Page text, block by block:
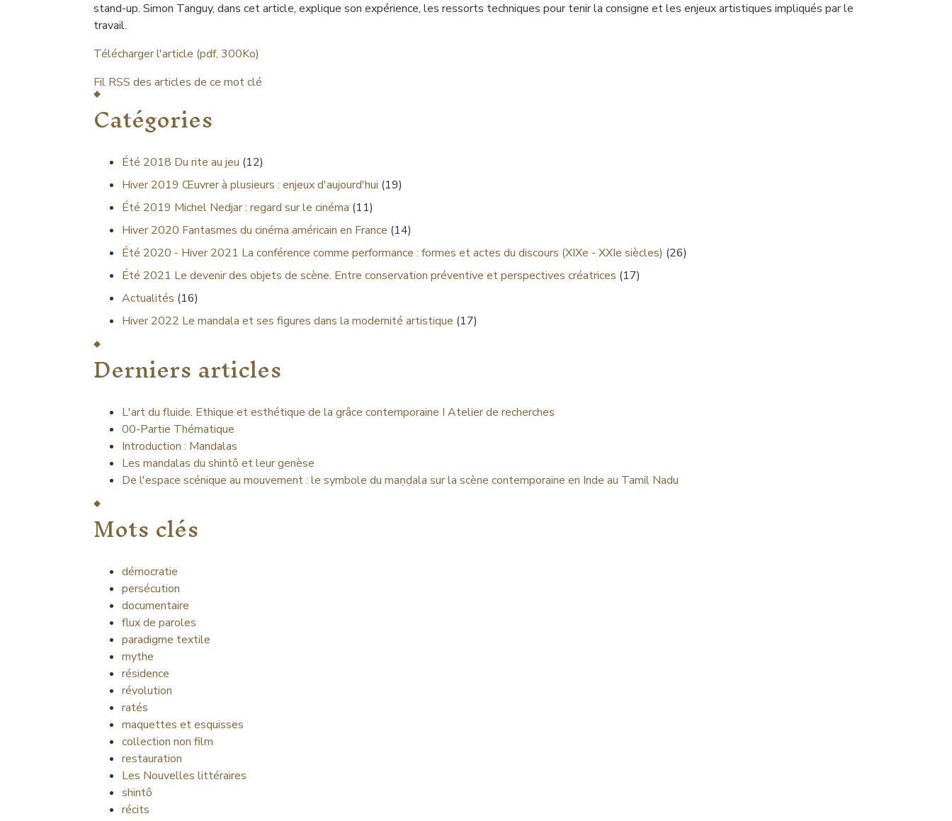
stand-up. Simon Tanguy, dans cet article, explique son expérience, les ressorts techniques pour tenir la consigne et les enjeux artistiques impliqués par le
travail.
Télécharger l'article (pdf, 300Ko)
Fil RSS des articles de ce mot clé
Catégories
Été 2018 Du rite au jeu (12)
Hiver 2019 Œuvrer à plusieurs : enjeux d'aujourd'hui (19)
Été 2019 Michel Nedjar : regard sur le cinéma (11)
Hiver 2020 Fantasmes du cinéma américain en France (14)
Été 2020 - Hiver 2021 La conférence comme performance : formes et actes du discours (XIXe - XXIe siècles) (26)
Été 2021 Le devenir des objets de scène. Entre conservation préventive et perspectives créatrices (17)
Actualités (16)
Hiver 2022 Le mandala et ses figures dans la modernité artistique (17)
Derniers articles
L'art du fluide. Ethique et esthétique de la grâce contemporaine I Atelier de recherches
00-Partie Thématique
Introduction : Mandalas
Les mandalas du shintô et leur genèse
De l'espace scénique au mouvement : le symbole du maṇḍala sur la scène contemporaine en Inde au Tamil Nadu
Mots clés
démocratie
persécution
documentaire
flux de paroles
paradigme textile
mythe
résidence
révolution
ratés
maquettes et esquisses
collection non film
restauration
Les Nouvelles littéraires
shintô
récits